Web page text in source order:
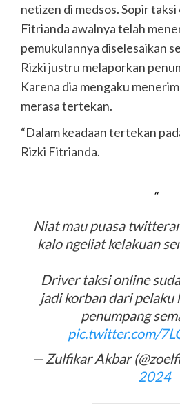
netizen di medsos. Sopir taksi
Fitrianda awalnya telah
pemukulannya diselesaikan
Rizki justru melaporkan
Karena dia mengaku
merasa tertekan.
“Dalam keadaan tertekan
Rizki Fitrianda.
Niat mau puasa
kalo ngeliat kelakuan
Driver taksi online
jadi korban dari pelaku
penumpang
pic.twitter.com/
— Zulfikar Akbar
2024